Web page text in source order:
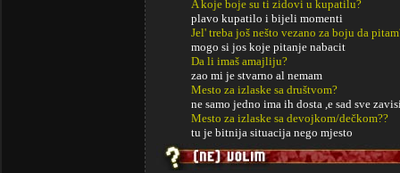
A koje boje su ti zidovi u kupatilu?
plavo kupatilo i bijeli momenti
Jel' treba još nešto vezano za boju da
mogo si jos koje pitanje nabacit
Da li imaš amajliju?
zao mi je stvarno al nemam
Mesto za izlaske sa društvom?
ne samo jedno ima ih dosta ,e sad sve
Mesto za izlaske sa devojkom/dečkom??
tu je bitnija situacija nego mjesto